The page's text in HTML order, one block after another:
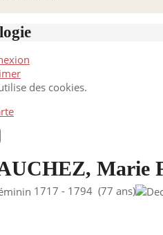
des cookies.
Marie
1717 - 1794 (77 ans)